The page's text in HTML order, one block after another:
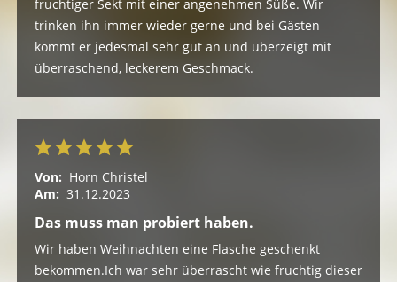
fruchtiger Sekt mit einer angenehmen Süße. Wir
trinken ihn immer wieder gerne und bei Gästen
kommt er jedesmal sehr gut an und überzeigt mit
überraschend, leckerem Geschmack.
Von: Horn Christel
Am: 31.12.2023
Das muss man probiert haben.
Wir haben Weihnachten eine Flasche geschenkt
bekommen.Ich war sehr überrascht wie fruchtig dieser